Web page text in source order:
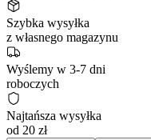
Szybka wysyłka
z własnego magazynu
Wyślemy w 3-7 dni
roboczych
Najtańsza wysyłka
od 20 zł